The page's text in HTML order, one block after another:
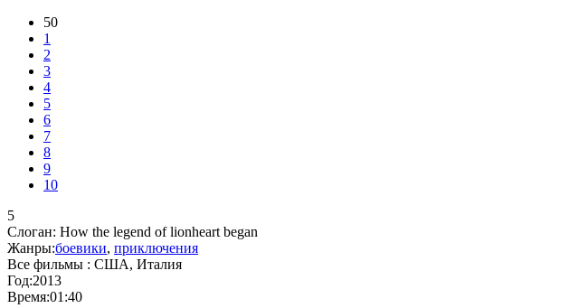
50
1
2
3
4
5
6
7
8
9
10
5
Слоган: How the legend of lionheart began
Жанры:боевики, приключения
Все фильмы : США, Италия
Год:2013
Время:01:40